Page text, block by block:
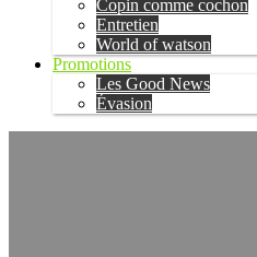
Copin comme cochon
Entretien
World of watson
Promotions
Les Good News
Évasion